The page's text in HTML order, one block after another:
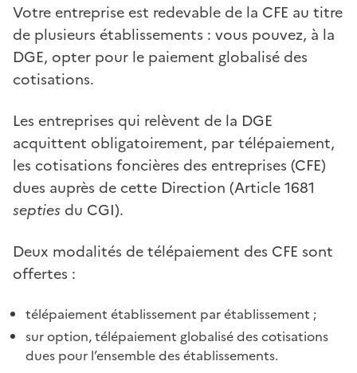
Votre entreprise est redevable de la CFE au titre
de plusieurs établissements : vous pouvez, à la
DGE, opter pour le paiement globalisé des
cotisations.
Les entreprises qui relèvent de la DGE
acquittent obligatoirement, par télépaiement,
les cotisations foncières des entreprises (CFE)
dues auprès de cette Direction (Article 1681
septies du CGI).
Deux modalités de télépaiement des CFE sont
offertes :
télépaiement établissement par établissement ;
sur option, télépaiement globalisé des cotisations
dues pour l’ensemble des établissements.